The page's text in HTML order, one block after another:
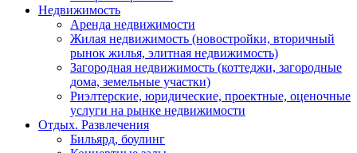
Недвижимость
Аренда недвижимости
Жилая недвижимость (новостройки, вторичный
рынок жилья, элитная недвижимость)
Загородная недвижимость (коттеджи, загородные
дома, земельные участки)
Риэлтерские, юридические, проектные, оценочные
услуги на рынке недвижимости
Отдых. Развлечения
Бильярд, боулинг